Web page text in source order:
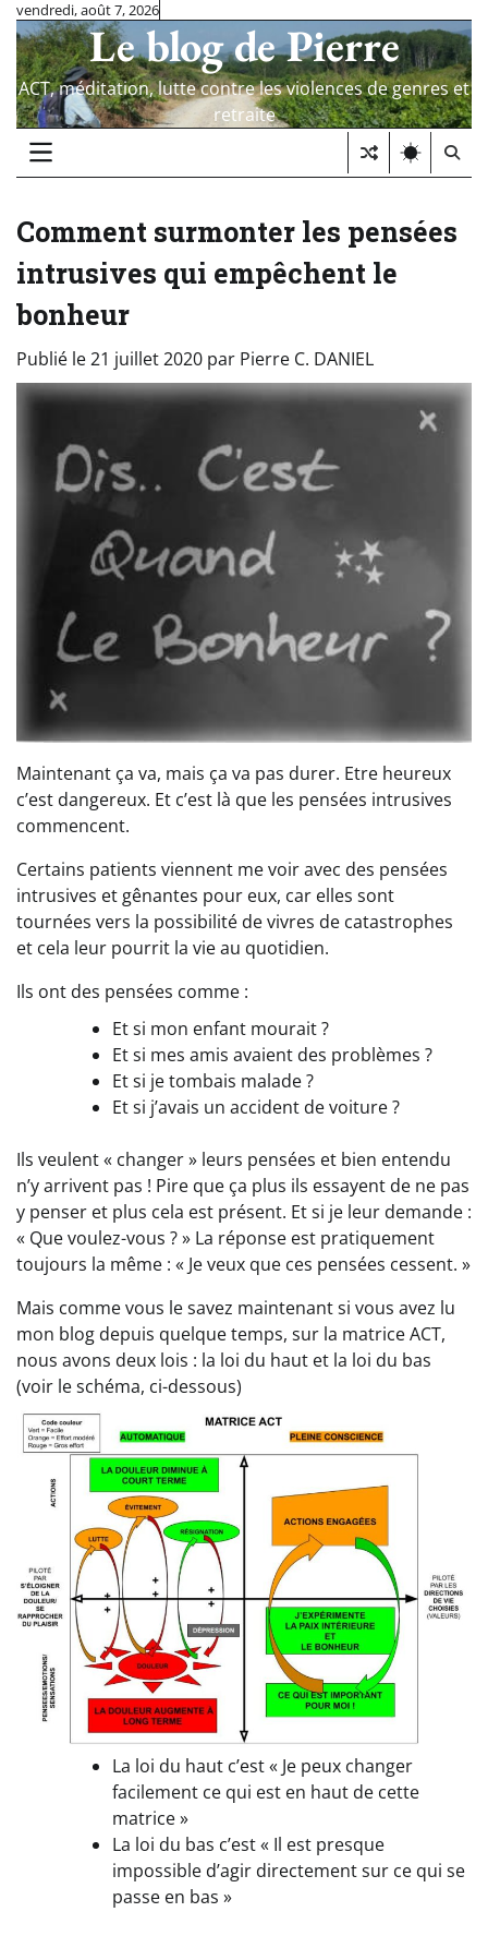
Skip
content
vendredi, août 7, 2026
Le blog de Pierre
ACT, méditation, lutte contre les violences de genres et
retraite
Comment surmonter les pensées
intrusives qui empêchent le
bonheur
Publié le21 juillet 2020 par Pierre C. DANIEL
Maintenant ça va, mais ça va pas durer. Etre heureux
c’est dangereux. Et c’est là que les pensées intrusives
commencent.
Certains patients viennent me voir avec des pensées
intrusives et gênantes pour eux, car elles sont
tournées vers la possibilité de vivres de catastrophes
et cela leur pourrit la vie au quotidien.
Ils ont des pensées comme :
Et si mon enfant mourait ?
Et si mes amis avaient des problèmes ?
Et si je tombais malade ?
Et si j’avais un accident de voiture ?
Ils veulent « changer » leurs pensées et bien entendu
n’y arrivent pas ! Pire que ça plus ils essayent de ne pas
y penser et plus cela est présent. Et si je leur demande :
« Que voulez-vous ? » La réponse est pratiquement
toujours la même : « Je veux que ces pensées cessent. »
Mais comme vous le savez maintenant si vous avez lu
mon blog depuis quelque temps, sur la matrice ACT,
nous avons deux lois : la loi du haut et la loi du bas
(voir le schéma, ci-dessous)
La loi du haut c’est « Je peux changer
facilement ce qui est en haut de cette
matrice »
La loi du bas c’est « Il est presque
impossible d’agir directement sur ce qui se
passe en bas »